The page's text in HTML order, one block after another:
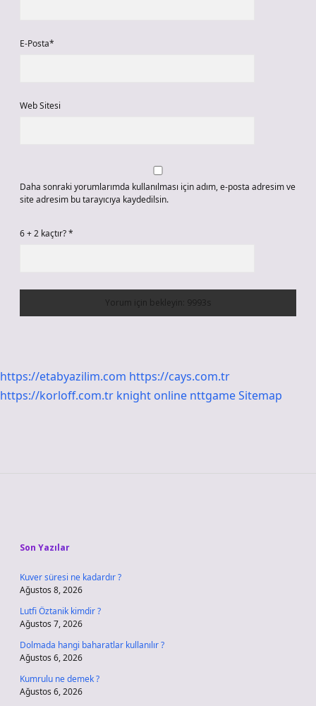
E-Posta*
Web Sitesi
Daha sonraki yorumlarımda kullanılması için adım, e-posta adresim ve
site adresim bu tarayıcıya kaydedilsin.
6 + 2 kaçtır?*
https://etabyazilim.com https://cays.com.tr
https://korloff.com.tr knight online nttgameSitemap
Son Yazılar
Kuver süresi ne kadardır ?
Ağustos 8, 2026
Lutfi Öztanik kimdir ?
Ağustos 7, 2026
Dolmada hangi baharatlar kullanılır ?
Ağustos 6, 2026
Kumrulu ne demek ?
Ağustos 6, 2026